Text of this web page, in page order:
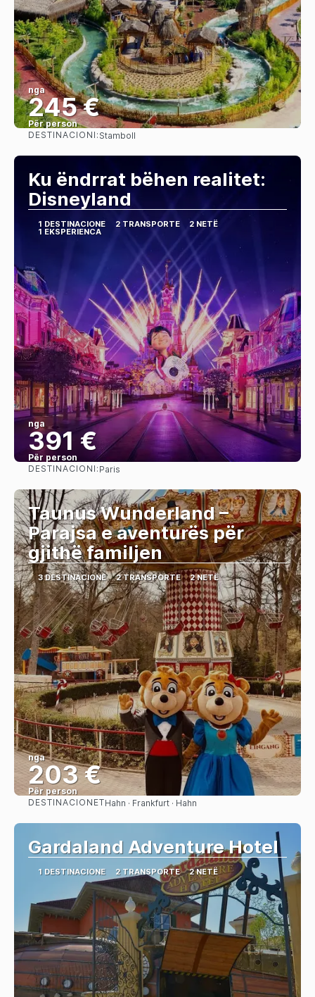
nga
245 €
Për person
DESTINACIONI: Stamboll
Ku ëndrrat bëhen realitet:
Disneyland
1 DESTINACIONE 2 TRANSPORTE 2 NETË
1 EKSPERIENCA
nga
391 €
Për person
DESTINACIONI: Paris
Taunus Wunderland –
Parajsa e aventurës për
gjithë familjen
3 DESTINACIONE 2 TRANSPORTE 2 NETË
nga
203 €
Për person
Shihni
DESTINACIONETHahn · Frankfurt · Hahn
Gardaland Adventure Hotel
1 DESTINACIONE 2 TRANSPORTE 2 NETË